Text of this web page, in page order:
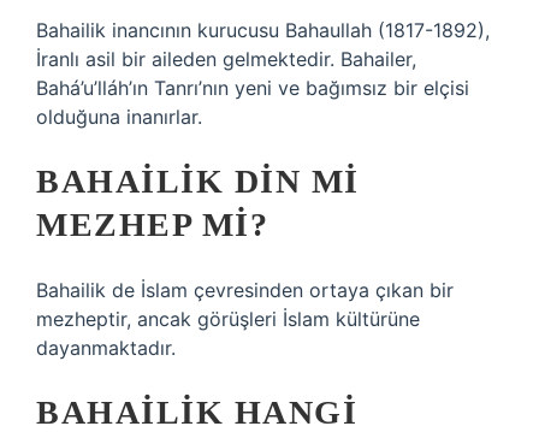
Bahailik inancının kurucusu Bahaullah (1817-1892),
İranlı asil bir aileden gelmektedir. Bahailer,
Bahá’u’lláh’ın Tanrı’nın yeni ve bağımsız bir elçisi
olduğuna inanırlar.
BAHAILIK DIN MI
MEZHEP MI?
Bahailik de İslam çevresinden ortaya çıkan bir
mezheptir, ancak görüşleri İslam kültürüne
dayanmaktadır.
BAHAILIK HANGI